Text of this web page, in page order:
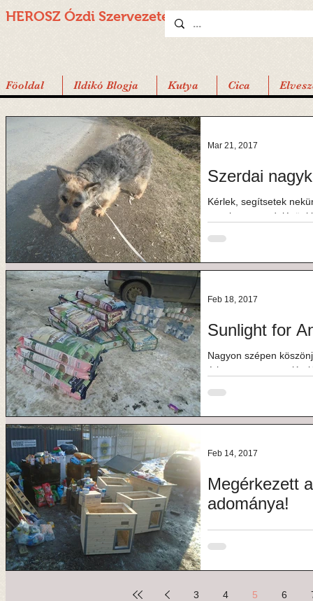
HEROSZ Ózdi Szervezete
Föoldal Ildikó Blogja Kutya Cica
Szerdai
Kérlek, segítsetek
nagykeres
Mar 21, 2017
Sunlight for
Nagyon szépen
érkezett, nagyvonalú
Feb 18, 2017
Megérkezett
adománya!
Hatalmas köszönet a
megérkezett
Feb 14, 2017
3 4 5 6